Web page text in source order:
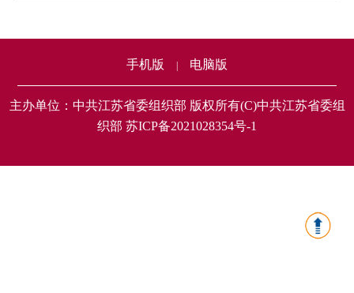
手机版 电脑版
主办单位：中共江苏省委组织部 版权所有(C)中共江苏省委组
织部 苏ICP备2021028354号-1